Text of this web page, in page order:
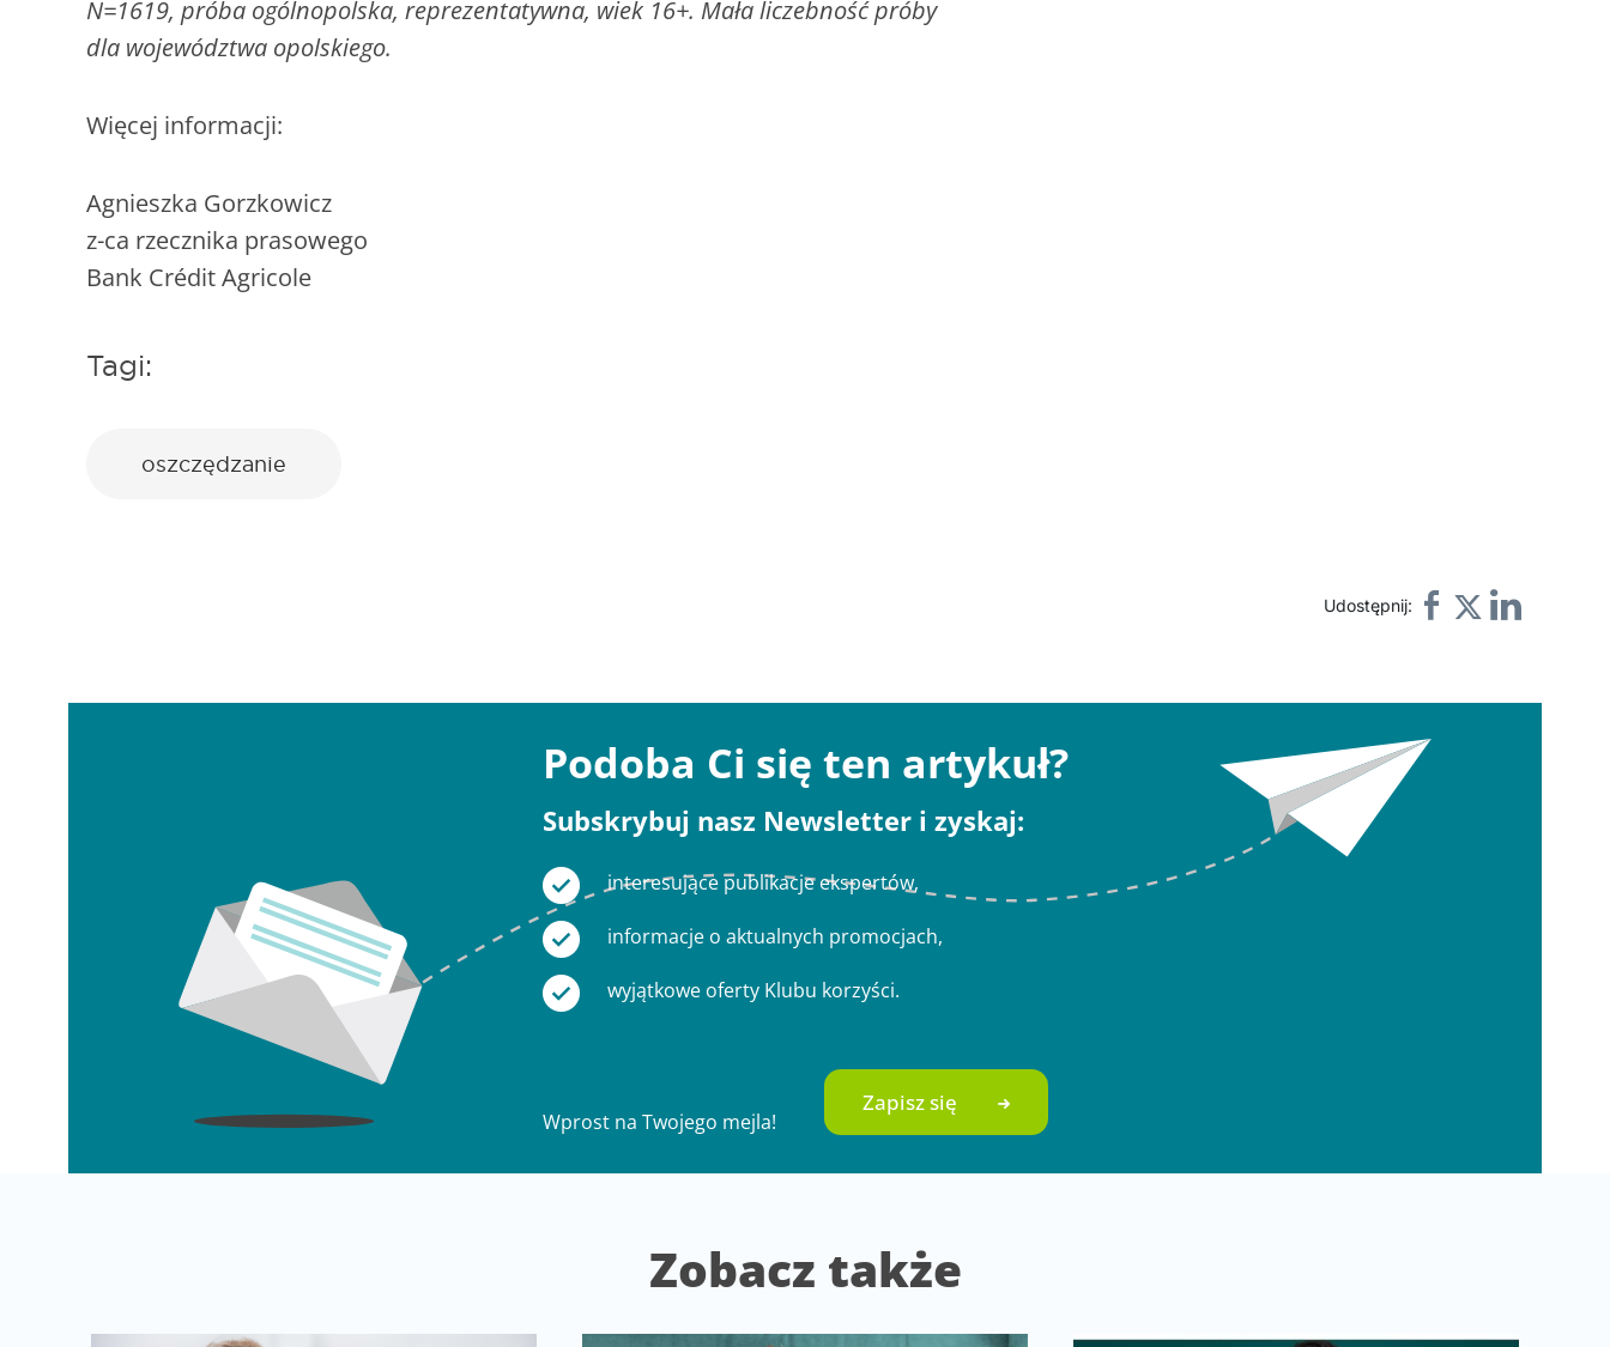
N=1619, próba ogólnopolska, reprezentatywna, wiek 16+. Mała liczebność próby
dla województwa opolskiego.
Więcej informacji:
Agnieszka Gorzkowicz
z-ca rzecznika prasowego
Bank Crédit Agricole
Tagi:
oszczędzanie
Udostępnij:
Podoba Ci się ten artykuł?
Subskrybuj nasz Newsletter i zyskaj:
interesujące publikacje ekspertów,
informacje o aktualnych promocjach,
wyjątkowe oferty Klubu korzyści.
Wprost na Twojego mejla!
Zapisz się
Zobacz także